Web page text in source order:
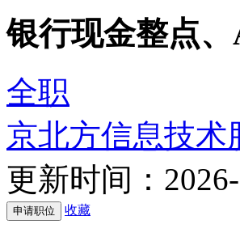
银行现金整点
全职
京北方信息技术
更新时间：
收藏